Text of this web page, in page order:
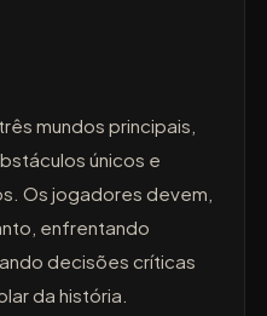
mundos principais,
únicos e
Os jogadores devem,
enfrentando
decisões críticas
da história.